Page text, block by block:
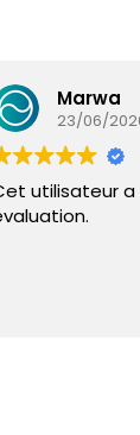
Marwa
23/06/
utilisateur a